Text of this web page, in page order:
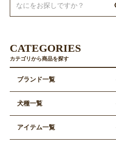
CATEGORIES
カテゴリから商品を探す
ブランド一覧
犬種一覧
アイテム一覧